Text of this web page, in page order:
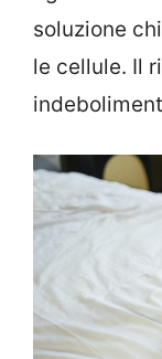
soluzione
le cellule. Il